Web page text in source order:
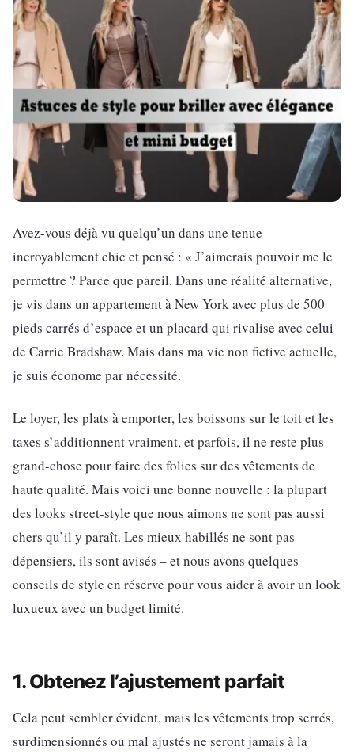
Avez-vous déjà vu quelqu’un dans une tenue
incroyablement chic et pensé : « J’aimerais pouvoir me le
permettre ? Parce que pareil. Dans une réalité alternative,
je vis dans un appartement à New York avec plus de 500
pieds carrés d’espace et un placard qui rivalise avec celui
de Carrie Bradshaw. Mais dans ma vie non fictive actuelle,
je suis économe par nécessité.
Le loyer, les plats à emporter, les boissons sur le toit et les
taxes s’additionnent vraiment, et parfois, il ne reste plus
grand-chose pour faire des folies sur des vêtements de
haute qualité. Mais voici une bonne nouvelle : la plupart
des looks street-style que nous aimons ne sont pas aussi
chers qu’il y paraît. Les mieux habillés ne sont pas
dépensiers, ils sont avisés – et nous avons quelques
conseils de style en réserve pour vous aider à avoir un look
luxueux avec un budget limité.
1. Obtenez l’ajustement parfait
Cela peut sembler évident, mais les vêtements trop serrés,
surdimensionnés ou mal ajustés ne seront jamais à la